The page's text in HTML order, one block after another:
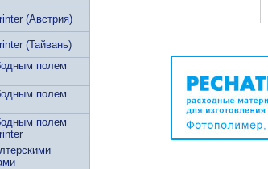
(Австрия)
(Тайвань)
полем
полем
полем